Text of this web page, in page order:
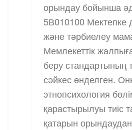
орындау бойынша
5В010100 Мектепке
және тәрбиелеу
Мемлекеттік жалпыға
беру стандартының
сәйкес өнделген.
этнопсихология
қарастырылуы тиіс
қатарын